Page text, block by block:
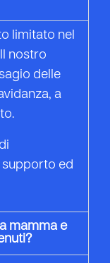
limitato nel
nostro
delle
a
ed
mamma e